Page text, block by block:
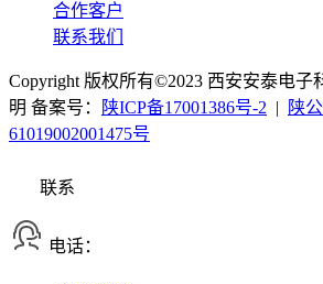
合作客户
联系我们
Copyright 版权所有©2023 西安安泰电子
明 备案号：
陕ICP备17001386号-2 |
陕
61019002001475号
联系
电话：